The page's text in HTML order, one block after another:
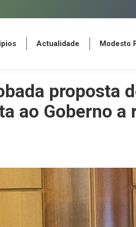
Actualidade Modesto
proposta
ao Goberno a
Actualidade Modesto